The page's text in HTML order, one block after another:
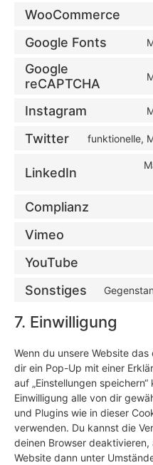
WooCommerce
Google Fonts
Google
reCAPTCHA
Instagram
Twitter funktionelle,
LinkedIn
Complianz
Vimeo
YouTube
Sonstiges
7. Einwilligung
Wenn du unsere Website
dir ein Pop-Up mit einer
auf „Einstellungen
Einwilligung alle von dir
und Plugins wie in dieser
verwenden. Du kannst die
deinen Browser
Website dann unter